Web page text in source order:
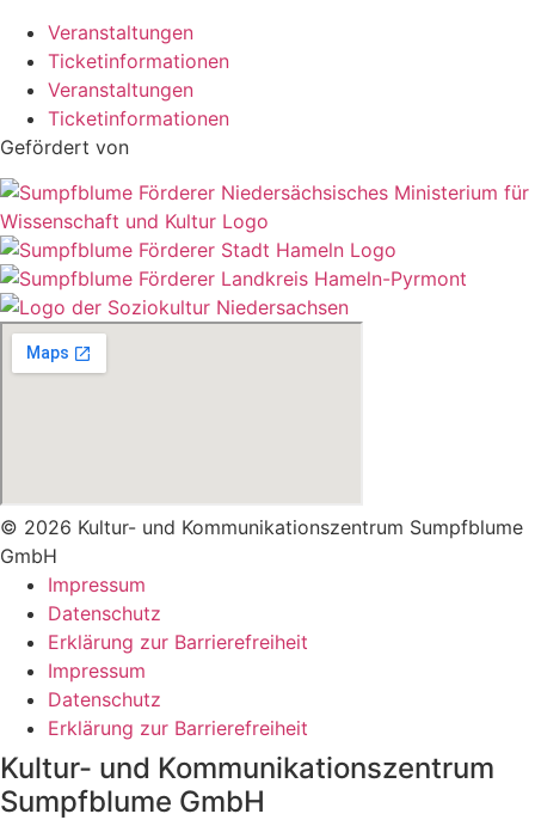
Veranstaltungen
Ticketinformationen
Veranstaltungen
Ticketinformationen
Gefördert von
© 2026 Kultur- und Kommunikationszentrum Sumpfblume
GmbH
Impressum
Datenschutz
Erklärung zur Barrierefreiheit
Impressum
Datenschutz
Erklärung zur Barrierefreiheit
Kultur- und Kommunikationszentrum
Sumpfblume GmbH